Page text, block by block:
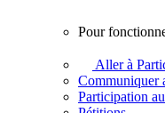
Ontariens.
fonctionner
plein
Pour
Aller à
Communiquer
Participation